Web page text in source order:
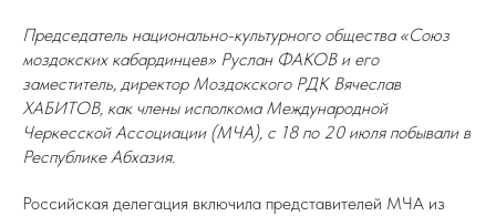
Председатель национально-культурного общества «Союз
моздокских кабардинцев» Руслан ФАКОВ и его
заместитель, директор Моздокского РДК Вячеслав
ХАБИТОВ, как члены исполкома Международной
Черкесской Ассоциации (МЧА), с 18 по 20 июля побывали в
Республике Абхазия.
Российская делегация включила представителей МЧА из